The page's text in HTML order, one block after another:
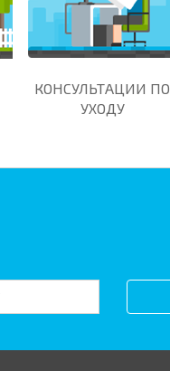
КОНСУЛЬТАЦИИ ПО
УХОДУ